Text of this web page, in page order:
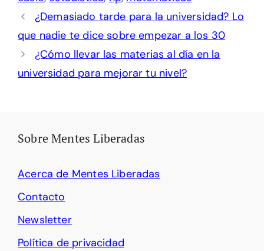
¿Demasiado tarde para la universidad? Lo
que nadie te dice sobre empezar a los 30
¿Cómo llevar las materias al día en la
universidad para mejorar tu nivel?
Sobre Mentes Liberadas
Acerca de Mentes Liberadas
Contacto
Newsletter
Política de privacidad